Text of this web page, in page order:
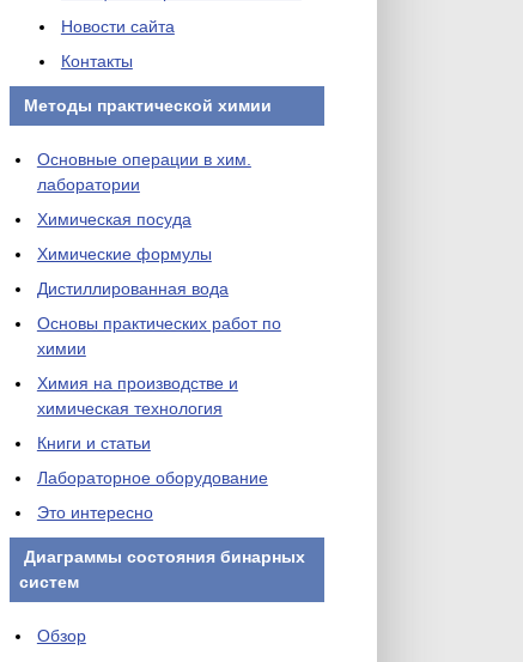
Новости сайта
Контакты
Методы практической химии
Основные операции в хим.
лаборатории
Химическая посуда
Химические формулы
Дистиллированная вода
Основы практических работ по
химии
Химия на производстве и
химическая технология
Книги и статьи
Лабораторное оборудование
Это интересно
Диаграммы состояния бинарных
систем
Обзор